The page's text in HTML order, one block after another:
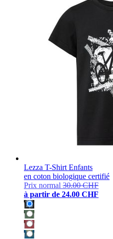
Lezza T-Shirt Enfants
en coton biologique certifié
Prix normal 30.00 CHF
à partir de 24.00 CHF